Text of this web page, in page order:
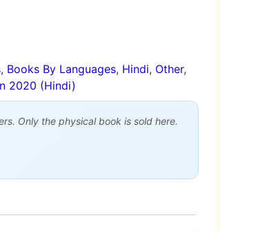
, Books By Languages, Hindi, Other,
2020 (Hindi)
Only the physical book is sold here.